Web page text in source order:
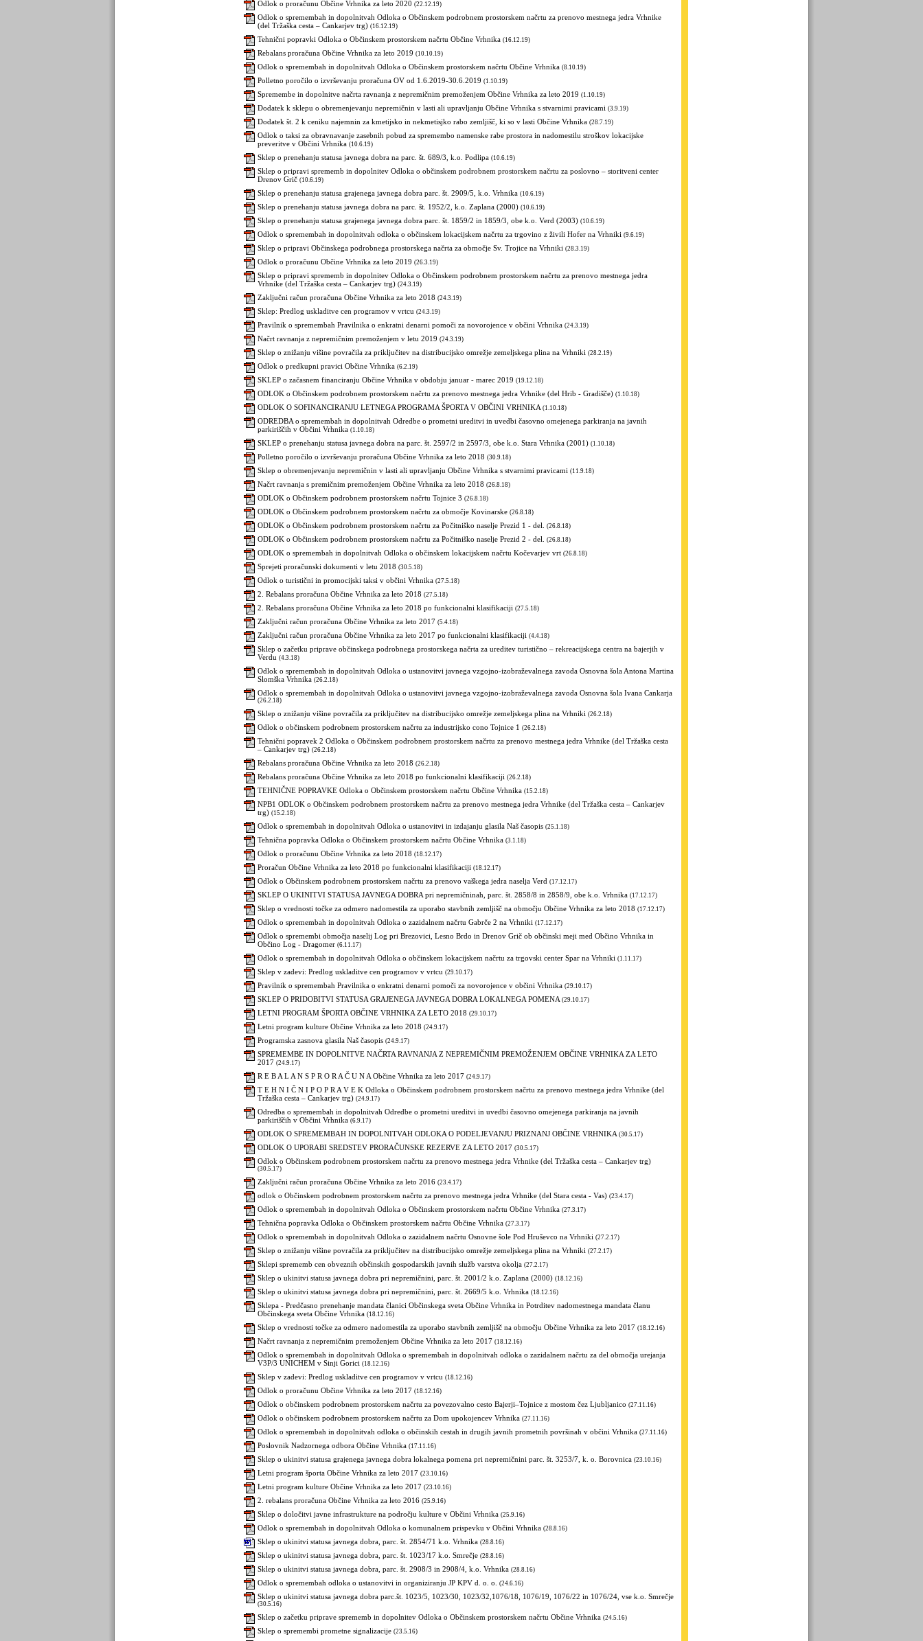
Odlok o proračunu Občine Vrhnika za leto 2020 (22.12.19)
Odlok o spremembah in dopolnitvah Odloka o Občinskem podrobnem prostorskem načrtu za prenovo mestnega jedra Vrhnike
(del Tržaška cesta – Cankarjev trg) (16.12.19)
Tehnični popravki Odloka o Občinskem prostorskem načrtu Občine Vrhnika (16.12.19)
Rebalans proračuna Občine Vrhnika za leto 2019 (10.10.19)
Odlok o spremembah in dopolnitvah Odloka o Občinskem prostorskem načrtu Občine Vrhnika (8.10.19)
Polletno poročilo o izvrševanju proračuna OV od 1.6.2019-30.6.2019 (1.10.19)
Spremembe in dopolnitve načrta ravnanja z nepremičnim premoženjem Občine Vrhnika za leto 2019 (1.10.19)
Dodatek k sklepu o obremenjevanju nepremičnin v lasti ali upravljanju Občine Vrhnika s stvarnimi pravicami (3.9.19)
Dodatek št. 2 k ceniku najemnin za kmetijsko in nekmetisjko rabo zemljišč, ki so v lasti Občine Vrhnika (28.7.19)
Odlok o taksi za obravnavanje zasebnih pobud za spremembo namenske rabe prostora in nadomestilu stroškov lokacijske
preveritve v Občini Vrhnika (10.6.19)
Sklep o prenehanju statusa javnega dobra na parc. št. 689/3, k.o. Podlipa (10.6.19)
Sklep o pripravi sprememb in dopolnitev Odloka o občinskem podrobnem prostorskem načrtu za poslovno – storitveni center
Drenov Grič (10.6.19)
Sklep o prenehanju statusa grajenega javnega dobra parc. št. 2909/5, k.o. Vrhnika (10.6.19)
Sklep o prenehanju statusa javnega dobra na parc. št. 1952/2, k.o. Zaplana (2000) (10.6.19)
Sklep o prenehanju statusa grajenega javnega dobra parc. št. 1859/2 in 1859/3, obe k.o. Verd (2003) (10.6.19)
Odlok o spremembah in dopolnitvah odloka o občinskem lokacijskem načrtu za trgovino z živili Hofer na Vrhniki (9.6.19)
Sklep o pripravi Občinskega podrobnega prostorskega načrta za območje Sv. Trojice na Vrhniki (28.3.19)
Odlok o proračunu Občine Vrhnika za leto 2019 (26.3.19)
Sklep o pripravi sprememb in dopolnitev Odloka o Občinskem podrobnem prostorskem načrtu za prenovo mestnega jedra
Vrhnike (del Tržaška cesta – Cankarjev trg) (24.3.19)
Zaključni račun proračuna Občine Vrhnika za leto 2018 (24.3.19)
Sklep: Predlog uskladitve cen programov v vrtcu (24.3.19)
Pravilnik o spremembah Pravilnika o enkratni denarni pomoči za novorojence v občini Vrhnika (24.3.19)
Načrt ravnanja z nepremičnim premoženjem v letu 2019 (24.3.19)
Sklep o znižanju višine povračila za priključitev na distribucijsko omrežje zemeljskega plina na Vrhniki (28.2.19)
Odlok o predkupni pravici Občine Vrhnika (6.2.19)
SKLEP o začasnem financiranju Občine Vrhnika v obdobju januar - marec 2019 (19.12.18)
ODLOK o Občinskem podrobnem prostorskem načrtu za prenovo mestnega jedra Vrhnike (del Hrib - Gradišče) (1.10.18)
ODLOK O SOFINANCIRANJU LETNEGA PROGRAMA ŠPORTA V OBČINI VRHNIKA (1.10.18)
ODREDBA o spremembah in dopolnitvah Odredbe o prometni ureditvi in uvedbi časovno omejenega parkiranja na javnih
parkiriščih v Občini Vrhnika (1.10.18)
SKLEP o prenehanju statusa javnega dobra na parc. št. 2597/2 in 2597/3, obe k.o. Stara Vrhnika (2001) (1.10.18)
Polletno poročilo o izvrševanju proračuna Občine Vrhnika za leto 2018 (30.9.18)
Sklep o obremenjevanju nepremičnin v lasti ali upravljanju Občine Vrhnika s stvarnimi pravicami (11.9.18)
Načrt ravnanja s premičnim premoženjem Občine Vrhnika za leto 2018 (26.8.18)
ODLOK o Občinskem podrobnem prostorskem načrtu Tojnice 3 (26.8.18)
ODLOK o Občinskem podrobnem prostorskem načrtu za območje Kovinarske (26.8.18)
ODLOK o Občinskem podrobnem prostorskem načrtu za Počitniško naselje Prezid 1 - del. (26.8.18)
ODLOK o Občinskem podrobnem prostorskem načrtu za Počitniško naselje Prezid 2 - del. (26.8.18)
ODLOK o spremembah in dopolnitvah Odloka o občinskem lokacijskem načrtu Kočevarjev vrt (26.8.18)
Sprejeti proračunski dokumenti v letu 2018 (30.5.18)
Odlok o turistični in promocijski taksi v občini Vrhnika (27.5.18)
2. Rebalans proračuna Občine Vrhnika za leto 2018 (27.5.18)
2. Rebalans proračuna Občine Vrhnika za leto 2018 po funkcionalni klasifikaciji (27.5.18)
Zaključni račun proračuna Občine Vrhnika za leto 2017 (5.4.18)
Zaključni račun proračuna Občine Vrhnika za leto 2017 po funkcionalni klasifikaciji (4.4.18)
Sklep o začetku priprave občinskega podrobnega prostorskega načrta za ureditev turistično – rekreacijskega centra na bajerjih v
Verdu (4.3.18)
Odlok o spremembah in dopolnitvah Odloka o ustanovitvi javnega vzgojno-izobraževalnega zavoda Osnovna šola Antona Martina
Slomška Vrhnika (26.2.18)
Odlok o spremembah in dopolnitvah Odloka o ustanovitvi javnega vzgojno-izobraževalnega zavoda Osnovna šola Ivana Cankarja
(26.2.18)
Sklep o znižanju višine povračila za priključitev na distribucijsko omrežje zemeljskega plina na Vrhniki (26.2.18)
Odlok o občinskem podrobnem prostorskem načrtu za industrijsko cono Tojnice 1 (26.2.18)
Tehnični popravek 2 Odloka o Občinskem podrobnem prostorskem načrtu za prenovo mestnega jedra Vrhnike (del Tržaška cesta
– Cankarjev trg) (26.2.18)
Rebalans proračuna Občine Vrhnika za leto 2018 (26.2.18)
Rebalans proračuna Občine Vrhnika za leto 2018 po funkcionalni klasifikaciji (26.2.18)
TEHNIČNE POPRAVKE Odloka o Občinskem prostorskem načrtu Občine Vrhnika (15.2.18)
NPB1 ODLOK o Občinskem podrobnem prostorskem načrtu za prenovo mestnega jedra Vrhnike (del Tržaška cesta – Cankarjev
trg) (15.2.18)
Odlok o spremembah in dopolnitvah Odloka o ustanovitvi in izdajanju glasila Naš časopis (25.1.18)
Tehnična popravka Odloka o Občinskem prostorskem načrtu Občine Vrhnika (3.1.18)
Odlok o proračunu Občine Vrhnika za leto 2018 (18.12.17)
Proračun Občine Vrhnika za leto 2018 po funkcionalni klasifikaciji (18.12.17)
Odlok o Občinskem podrobnem prostorskem načrtu za prenovo vaškega jedra naselja Verd (17.12.17)
SKLEP O UKINITVI STATUSA JAVNEGA DOBRA pri nepremičninah, parc. št. 2858/8 in 2858/9, obe k.o. Vrhnika (17.12.17)
Sklep o vrednosti točke za odmero nadomestila za uporabo stavbnih zemljišč na območju Občine Vrhnika za leto 2018 (17.12.17)
Odlok o spremembah in dopolnitvah Odloka o zazidalnem načrtu Gabrče 2 na Vrhniki (17.12.17)
Odlok o spremembi območja naselij Log pri Brezovici, Lesno Brdo in Drenov Grič ob občinski meji med Občino Vrhnika in
Občino Log - Dragomer (6.11.17)
Odlok o spremembah in dopolnitvah Odloka o občinskem lokacijskem načrtu za trgovski center Spar na Vrhniki (1.11.17)
Sklep v zadevi: Predlog uskladitve cen programov v vrtcu (29.10.17)
Pravilnik o spremembah Pravilnika o enkratni denarni pomoči za novorojence v občini Vrhnika (29.10.17)
SKLEP O PRIDOBITVI STATUSA GRAJENEGA JAVNEGA DOBRA LOKALNEGA POMENA (29.10.17)
LETNI PROGRAM ŠPORTA OBČINE VRHNIKA ZA LETO 2018 (29.10.17)
Letni program kulture Občine Vrhnika za leto 2018 (24.9.17)
Programska zasnova glasila Naš časopis (24.9.17)
SPREMEMBE IN DOPOLNITVE NAČRTA RAVNANJA Z NEPREMIČNIM PREMOŽENJEM OBČINE VRHNIKA ZA LETO
2017 (24.9.17)
R E B A L A N S P R O R A Č U N A Občine Vrhnika za leto 2017 (24.9.17)
T E H N I Č N I P O P R A V E K Odloka o Občinskem podrobnem prostorskem načrtu za prenovo mestnega jedra Vrhnike (del
Tržaška cesta – Cankarjev trg) (24.9.17)
Odredba o spremembah in dopolnitvah Odredbe o prometni ureditvi in uvedbi časovno omejenega parkiranja na javnih
parkiriščih v Občini Vrhnika (6.9.17)
ODLOK O SPREMEMBAH IN DOPOLNITVAH ODLOKA O PODELJEVANJU PRIZNANJ OBČINE VRHNIKA (30.5.17)
ODLOK O UPORABI SREDSTEV PRORAČUNSKE REZERVE ZA LETO 2017 (30.5.17)
Odlok o Občinskem podrobnem prostorskem načrtu za prenovo mestnega jedra Vrhnike (del Tržaška cesta – Cankarjev trg)
(30.5.17)
Zaključni račun proračuna Občine Vrhnika za leto 2016 (23.4.17)
odlok o Občinskem podrobnem prostorskem načrtu za prenovo mestnega jedra Vrhnike (del Stara cesta - Vas) (23.4.17)
Odlok o spremembah in dopolnitvah Odloka o Občinskem prostorskem načrtu Občine Vrhnika (27.3.17)
Tehnična popravka Odloka o Občinskem prostorskem načrtu Občine Vrhnika (27.3.17)
Odlok o spremembah in dopolnitvah Odloka o zazidalnem načrtu Osnovne šole Pod Hruševco na Vrhniki (27.2.17)
Sklep o znižanju višine povračila za priključitev na distribucijsko omrežje zemeljskega plina na Vrhniki (27.2.17)
Sklepi sprememb cen obveznih občinskih gospodarskih javnih služb varstva okolja (27.2.17)
Sklep o ukinitvi statusa javnega dobra pri nepremičnini, parc. št. 2001/2 k.o. Zaplana (2000) (18.12.16)
Sklep o ukinitvi statusa javnega dobra pri nepremičnini, parc. št. 2669/5 k.o. Vrhnika (18.12.16)
Sklepa - Predčasno prenehanje mandata članici Občinskega sveta Občine Vrhnika in Potrditev nadomestnega mandata članu
Občinskega sveta Občine Vrhnika (18.12.16)
Sklep o vrednosti točke za odmero nadomestila za uporabo stavbnih zemljišč na območju Občine Vrhnika za leto 2017 (18.12.16)
Načrt ravnanja z nepremičnim premoženjem Občine Vrhnika za leto 2017 (18.12.16)
Odlok o spremembah in dopolnitvah Odloka o spremembah in dopolnitvah odloka o zazidalnem načrtu za del območja urejanja
V3P/3 UNICHEM v Sinji Gorici (18.12.16)
Sklep v zadevi: Predlog uskladitve cen programov v vrtcu (18.12.16)
Odlok o proračunu Občine Vrhnika za leto 2017 (18.12.16)
Odlok o občinskem podrobnem prostorskem načrtu za povezovalno cesto Bajerji–Tojnice z mostom čez Ljubljanico (27.11.16)
Odlok o občinskem podrobnem prostorskem načrtu za Dom upokojencev Vrhnika (27.11.16)
Odlok o spremembah in dopolnitvah odloka o občinskih cestah in drugih javnih prometnih površinah v občini Vrhnika (27.11.16)
Poslovnik Nadzornega odbora Občine Vrhnika (17.11.16)
Sklep o ukinitvi statusa grajenega javnega dobra lokalnega pomena pri nepremičnini parc. št. 3253/7, k. o. Borovnica (23.10.16)
Letni program športa Občine Vrhnika za leto 2017 (23.10.16)
Letni program kulture Občine Vrhnika za leto 2017 (23.10.16)
2. rebalans proračuna Občine Vrhnika za leto 2016 (25.9.16)
Sklep o določitvi javne infrastrukture na področju kulture v Občini Vrhnika (25.9.16)
Odlok o spremembah in dopolnitvah Odloka o komunalnem prispevku v Občini Vrhnika (28.8.16)
Sklep o ukinitvi statusa javnega dobra, parc. št. 2854/71 k.o. Vrhnika (28.8.16)
Sklep o ukinitvi statusa javnega dobra, parc. št. 1023/17 k.o. Smrečje (28.8.16)
Sklep o ukinitvi statusa javnega dobra, parc. št. 2908/3 in 2908/4, k.o. Vrhnika (28.8.16)
Odlok o spremembah odloka o ustanovitvi in organiziranju JP KPV d. o. o. (24.6.16)
Sklep o ukinitvi statusa javnega dobra parc.št. 1023/5, 1023/30, 1023/32,1076/18, 1076/19, 1076/22 in 1076/24, vse k.o. Smrečje
(30.5.16)
Sklep o začetku priprave sprememb in dopolnitev Odloka o Občinskem prostorskem načrtu Občine Vrhnika (24.5.16)
Sklep o spremembi prometne signalizacije (23.5.16)